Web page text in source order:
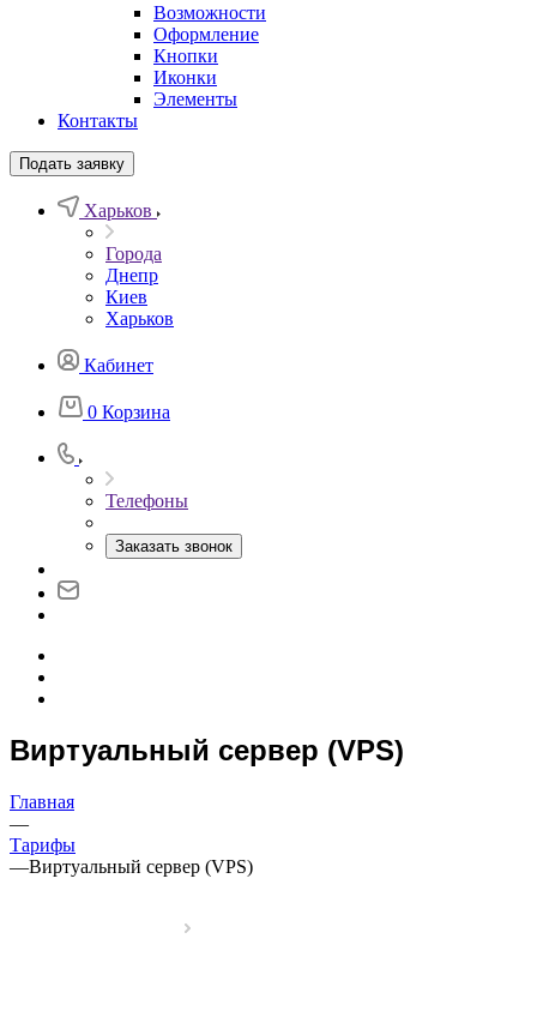
Возможности
Оформление
Кнопки
Иконки
Элементы
Контакты
Подать заявку
Харьков
Города
Днепр
Киев
Харьков
Кабинет
0 Корзина
Телефоны
Заказать звонок
Виртуальный сервер (VPS)
Главная
—
Тарифы
—Виртуальный сервер (VPS)